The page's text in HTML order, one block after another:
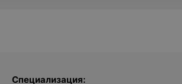
Специализация: